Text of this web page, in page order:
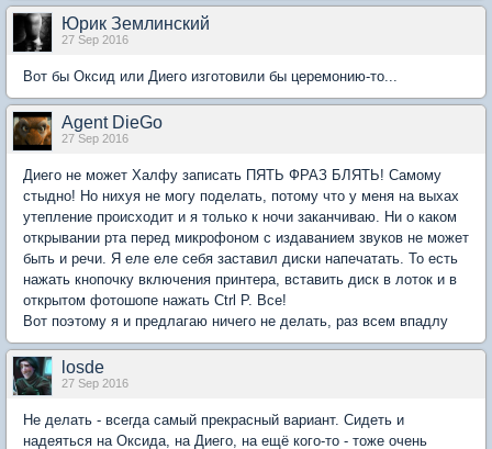
Юрик Землинский
27 Sep 2016
Вот бы Оксид или Диего изготовили бы церемонию-то...
Agent DieGo
27 Sep 2016
Диего не может Халфу записать ПЯТЬ ФРАЗ БЛЯТЬ! Самому
стыдно! Но нихуя не могу поделать, потому что у меня на выхах
утепление происходит и я только к ночи заканчиваю. Ни о каком
открывании рта перед микрофоном с издаванием звуков не может
быть и речи. Я еле еле себя заставил диски напечатать. То есть
нажать кнопочку включения принтера, вставить диск в лоток и в
открытом фотошопе нажать Ctrl P. Все!
Вот поэтому я и предлагаю ничего не делать, раз всем впадлу
losde
27 Sep 2016
Не делать - всегда самый прекрасный вариант. Сидеть и
надеяться на Оксида, на Диего, на ещё кого-то - тоже очень